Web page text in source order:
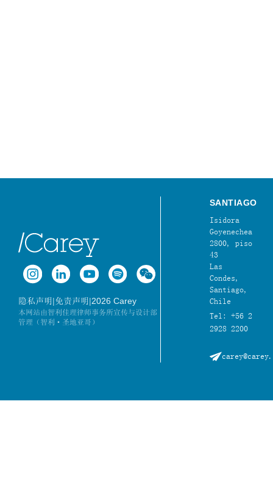
隐私声明|免责声明|2026 Carey
本网站由智利佳理律师事务所宣传与设计部
管理（智利·圣地亚哥）
SANTIAGO
Isidora
Goyenechea
2800, piso
43
Las
Condes,
Santiago,
Chile
Tel: +56 2
2928 2200